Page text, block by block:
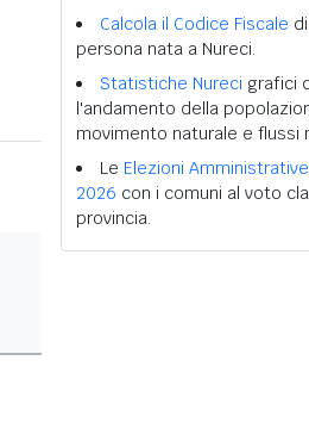
Calcola il Codice Fiscale
persona nata a Nureci.
Statistiche Nureci grafici
l'andamento della
movimento naturale e flussi
Le Elezioni
2026 con i comuni al voto
provincia.